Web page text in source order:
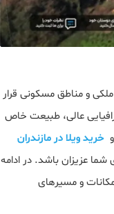
و مناطق مسکونی قرار
عالی، طبیعت خاص
و خرید ویلا در مازندران
شما عزیزان باشد. در ادامه
و مسیرهای